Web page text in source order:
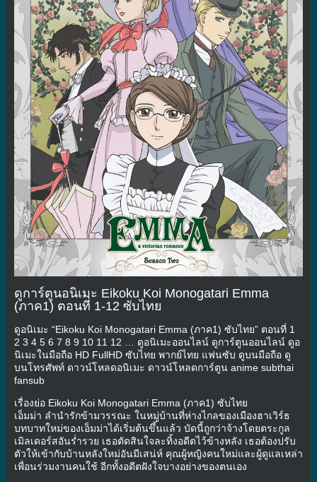
ดูการ์ตูนอนิเมะ Eikoku Koi Monogatari Emma
(ภาค1) ตอนที่ 1-12 ซับไทย
ดูอนิเมะ “Eikoku Koi Monogatari Emma (ภาค1) ซับไทย” ตอนที่ 1
2 3 4 5 6 7 8 9 10 11 12 … ดูอนิเมะออนไลน์ ดูการ์ตูนออนไลน์ ดูอ
นิเมะในมือถือ HD FullHD ซับไทย พากย์ไทย แฟนซับ ดูบนมือถือ ดู
บนโทรศัพท์ ดาวน์โหลดอนิเมะ ดาวน์โหลดการ์ตูน anime subthai
fansub
เรื่องย่อ Eikoku Koi Monogatari Emma (ภาค1) ซับไทย
เอ็มม่า ลำนำรักข้ามวรรณะ ในหมู่บ้านที่ห่างไกลของเมืองฮาเวิร์ธ
บทบาทใหม่ของเอ็มม่าได้เริ่มต้นขึ้นแล้ว บัดนี้ถูกว่าจ้างโดยตระกูล
เมิลเดอร์สอันร่ำรวย เธอตัดสินใจละทิ้งอดีตไว้ข้างหลัง เธอต้องปรับ
ตัวให้เข้ากับบ้านหลังใหม่อันมีเสน่ห์ คุณผู้หญิงคนใหม่และผู้ดูแลเหล่า
เพื่อนร่วมงานคนใช้ อีกทั้งอดีตฝังใจบางอย่างของตนเอง